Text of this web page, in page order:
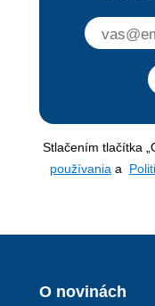
Stlačením tlačítka
používania a
O novinách